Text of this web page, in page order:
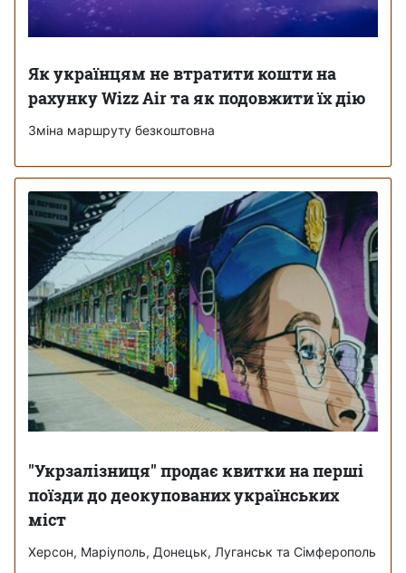
Як українцям не втратити кошти на
рахунку Wizz Air та як подовжити їх дію
Зміна маршруту безкоштовна
"Укрзалізниця" продає квитки на перші
поїзди до деокупованих українських
міст
Херсон, Маріуполь, Донецьк, Луганськ та Сімферополь